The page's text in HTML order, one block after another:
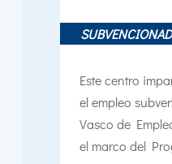
Este centro
el empleo
Vasco de
el marco del